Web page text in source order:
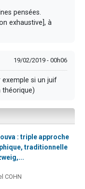
pensées.
exhaustive], à
19/02/2019 - 00h06
exemple si un juif
théorique)
: triple approche
traditionnelle
COHN